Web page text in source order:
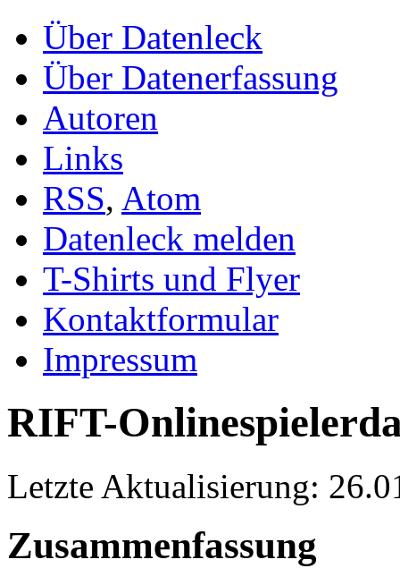
Über Datenleck
Über Datenerfassung
Autoren
Links
RSS, Atom
Datenleck melden
T-Shirts und Flyer
Kontaktformular
Impressum
RIFT-
Letzte Aktualisierung:
Zusammenfassung